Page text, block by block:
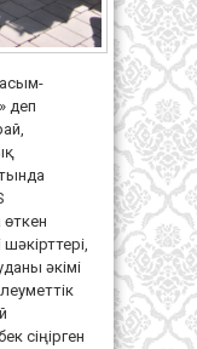
деп
әкімі
сіңірген